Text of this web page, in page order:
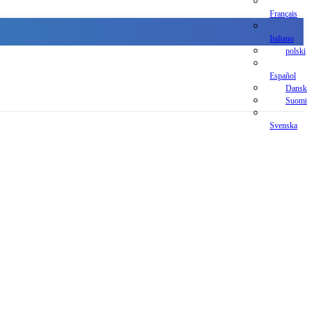
Français
Italiano
polski
Español
Dansk
Suomi
Svenska